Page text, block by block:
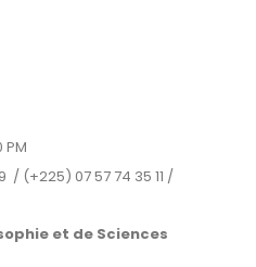
PM
/ (+225) 07 57 74 35 11 /
et de Sciences